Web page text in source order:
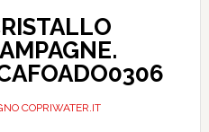
COPRIWATER.IT